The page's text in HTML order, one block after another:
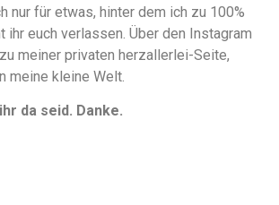
nur für etwas, hinter dem ich zu 100%
ihr euch verlassen. Über den Instagram
meiner privaten herzallerlei-Seite,
meine kleine Welt.
da seid. Danke.